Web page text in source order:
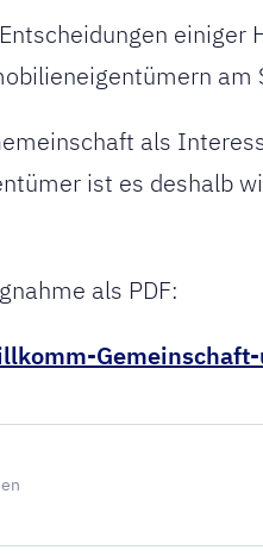
einiger
am
als
ist es deshalb
als PDF: